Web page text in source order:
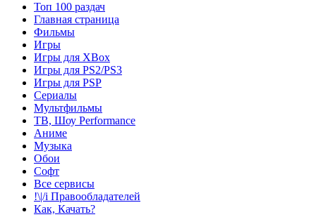
Топ 100 раздач
Главная страница
Фильмы
Игры
Игры для XBox
Игры для PS2/PS3
Игры для PSP
Сериалы
Мультфильмы
ТВ, Шоу Performance
Аниме
Музыка
Обои
Софт
Все сервисы
!\|/i Правообладателей
Как, Качать?